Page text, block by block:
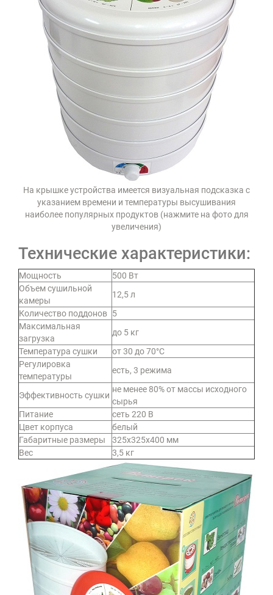
На крышке устройства имеется визуальная подсказка с
указанием времени и температуры высушивания
наиболее популярных продуктов (нажмите на фото для
увеличения)
Технические характеристики:
Мощность
500 Вт
Объем сушильной
камеры
12,5 л
Количество поддонов 5
Максимальная
загрузка
до 5 кг
Температура сушки
от 30 до 70°C
Регулировка
температуры
есть, 3 режима
Эффективность сушки
не менее 80% от массы исходного
сырья
Питание
сеть 220 В
Цвет корпуса
белый
Габаритные размеры
325х325х400 мм
Вес
3,5 кг